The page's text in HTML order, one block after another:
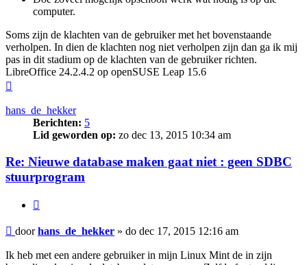
computer.
Soms zijn de klachten van de gebruiker met het bovenstaande
verholpen. In dien de klachten nog niet verholpen zijn dan ga ik mij
pas in dit stadium op de klachten van de gebruiker richten.
LibreOffice 24.2.4.2 op openSUSE Leap 15.6
hans_de_hekker
Berichten: 5
Lid geworden op: zo dec 13, 2015 10:34 am
Re: Nieuwe database maken gaat niet : geen SDBC
stuurprogram
Bericht
doorhans_de_hekker » do dec 17, 2015 12:16 am
Ik heb met een andere gebruiker in mijn Linux Mint de in zijn